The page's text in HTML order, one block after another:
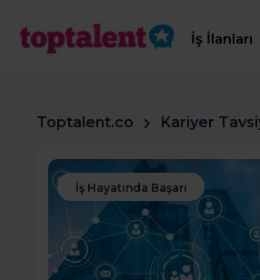
İş İlanları
Toptalent.co Kariyer
İş Hayatında Başarı